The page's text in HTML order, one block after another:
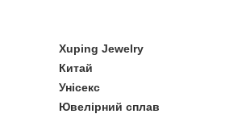
Xuping Jewelry
Китай
Унісекс
Ювелірний сплав